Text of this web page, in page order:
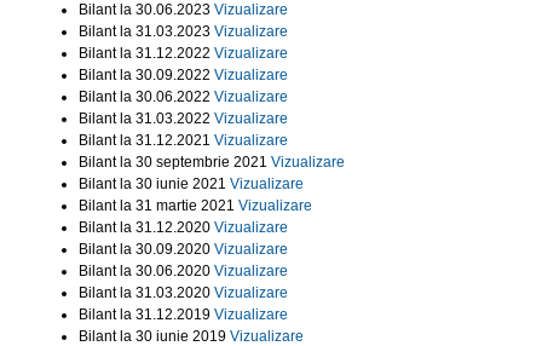
Bilant la 30.06.2023 Vizualizare
Bilant la 31.03.2023 Vizualizare
Bilant la 31.12.2022 Vizualizare
Bilant la 30.09.2022 Vizualizare
Bilant la 30.06.2022 Vizualizare
Bilant la 31.03.2022 Vizualizare
Bilant la 31.12.2021 Vizualizare
Bilant la 30 septembrie 2021 Vizualizare
Bilant la 30 iunie 2021 Vizualizare
Bilant la 31 martie 2021 Vizualizare
Bilant la 31.12.2020 Vizualizare
Bilant la 30.09.2020 Vizualizare
Bilant la 30.06.2020 Vizualizare
Bilant la 31.03.2020 Vizualizare
Bilant la 31.12.2019 Vizualizare
Bilant la 30 iunie 2019 Vizualizare